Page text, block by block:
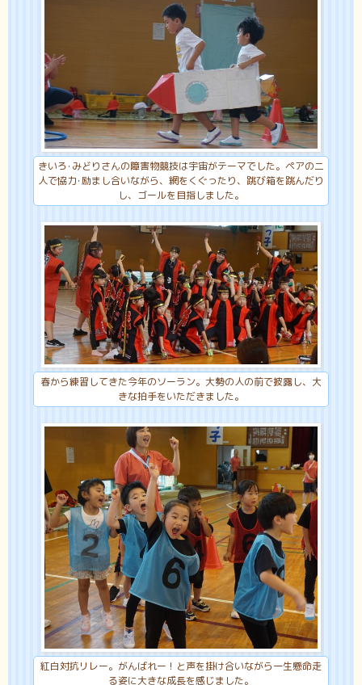
きいろ･みどりさんの障害物競技は宇宙がテーマでした。ペアの二
人で協力･励まし合いながら、網をくぐったり、跳び箱を跳んだり
し、ゴールを目指しました。
春から練習してきた今年のソーラン。大勢の人の前で披露し、大
きな拍手をいただきました。
紅白対抗リレー。がんばれー！と声を掛け合いながら一生懸命走
る姿に大きな成長を感じました。